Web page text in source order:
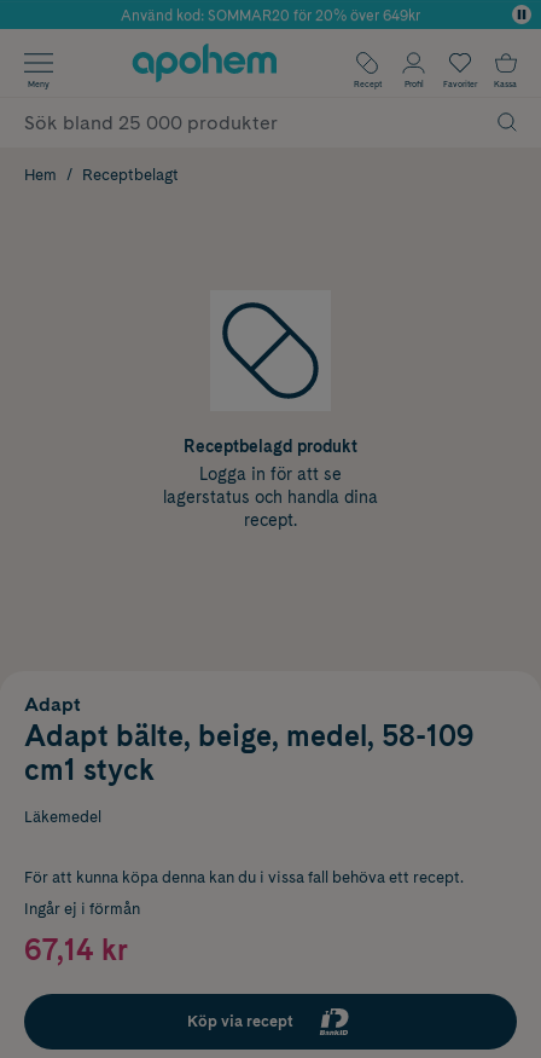
Årets Butik 2025 inom Skönhet
Använd kod: SOMMAR20 för 20% över 649kr
✓ Fri frakt
✓ Poäng på alla köp*
Meny Recept Profil Favoriter Kassa
Hem Receptbelagt
Receptbelagd produkt
Logga in för att se
lagerstatus och handla dina
recept.
Adapt
Adapt bälte, beige, medel, 58-109
cm1 styck
Läkemedel
För att kunna köpa denna kan du i vissa fall behöva ett recept.
Ingår ej i förmån
67,14 kr
Köp via recept